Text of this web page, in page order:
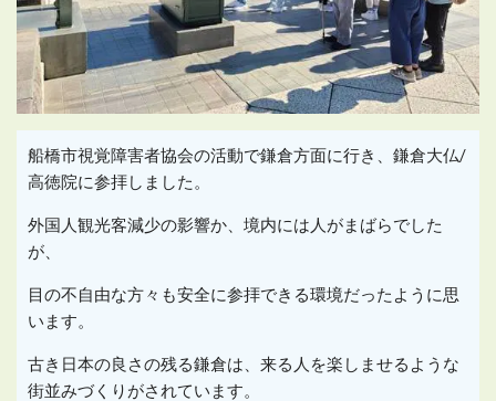
船橋市視覚障害者協会の活動で鎌倉方面に行き、鎌倉大仏/
高徳院に参拝しました。
外国人観光客減少の影響か、境内には人がまばらでした
が、
目の不自由な方々も安全に参拝できる環境だったように思
います。
古き日本の良さの残る鎌倉は、来る人を楽しませるような
街並みづくりがされています。